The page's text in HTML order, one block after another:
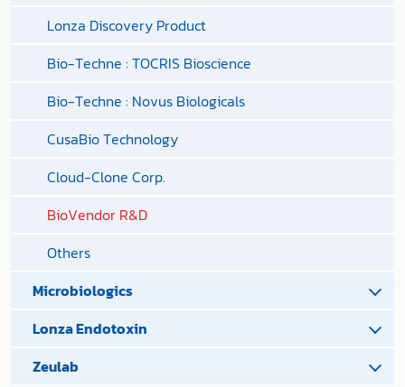
Lonza Discovery Product
Bio-Techne : TOCRIS Bioscience
Bio-Techne : Novus Biologicals
CusaBio Technology
Cloud-Clone Corp.
BioVendor R&D
Others
Microbiologics
Lonza Endotoxin
Zeulab